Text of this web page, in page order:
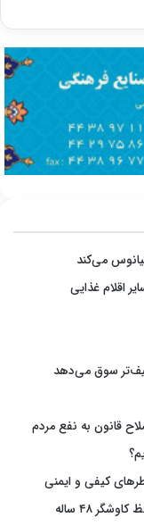
می‌کند
اقلام غذایی
سوق می‌دهد
قانون به نفع مردم